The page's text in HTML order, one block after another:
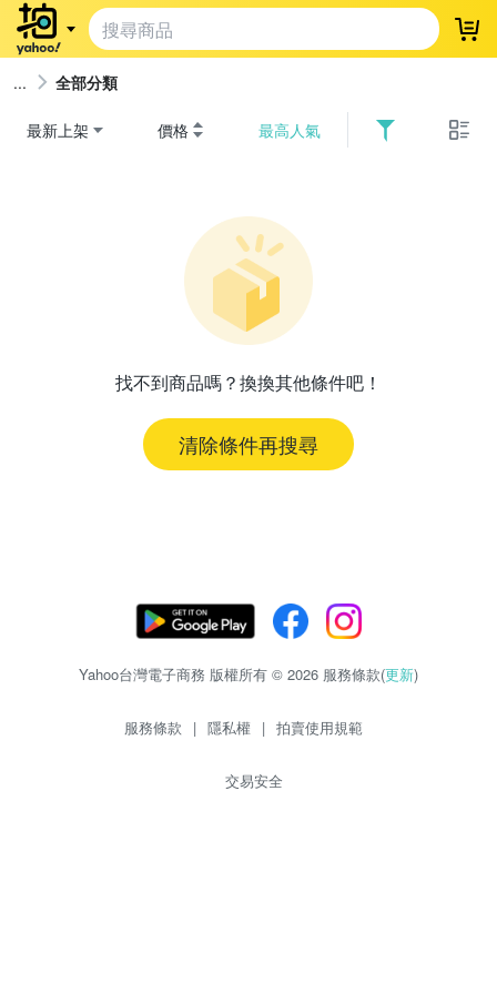
登
全部分類
最新上架 價格 最高人氣
找不到商品嗎？換換其他條件吧！
清除條件再搜尋
Yahoo台灣電子商務 版權所有 © 2026 服務條款(更新)
服務條款 | 隱私權 | 拍賣使用規範
交易安全